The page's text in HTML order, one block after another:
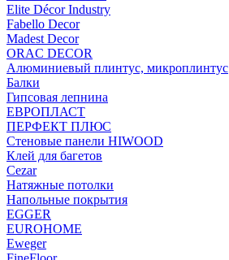
Elite Décor Industry
Fabello Decor
Madest Decor
ORAC DECOR
Алюминиевый плинтус, микроплинтус
Балки
Гипсовая лепнина
ЕВРОПЛАСТ
ПЕРФЕКТ ПЛЮС
Стеновые панели HIWOOD
Клей для багетов
Cezar
Натяжные потолки
Напольные покрытия
EGGER
EUROHOME
Eweger